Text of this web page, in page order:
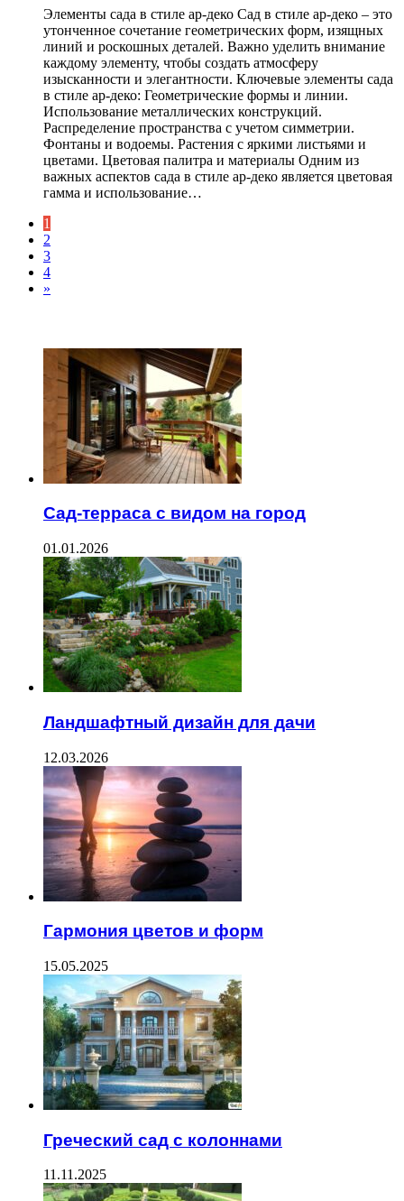
Элементы сада в стиле ар-деко Сад в стиле ар-деко – это
утонченное сочетание геометрических форм, изящных
линий и роскошных деталей. Важно уделить внимание
каждому элементу, чтобы создать атмосферу
изысканности и элегантности. Ключевые элементы сада
в стиле ар-деко: Геометрические формы и линии.
Использование металлических конструкций.
Распределение пространства с учетом симметрии.
Фонтаны и водоемы. Растения с яркими листьями и
цветами. Цветовая палитра и материалы Одним из
важных аспектов сада в стиле ар-деко является цветовая
гамма и использование…
1
2
3
4
»
Сад-терраса с видом на город
01.01.2026
Ландшафтный дизайн для дачи
12.03.2026
Гармония цветов и форм
15.05.2025
Греческий сад с колоннами
11.11.2025